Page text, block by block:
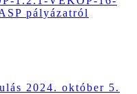
pályázatról
2024. október 5.